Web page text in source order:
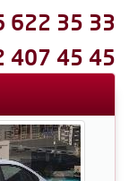
622 35 33
407 45 45